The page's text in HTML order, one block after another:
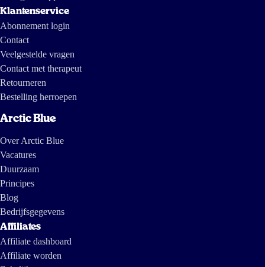
Klantenservice
Abonnement login
Contact
Veelgestelde vragen
Contact met therapeut
Retourneren
Bestelling herroepen
Arctic Blue
Over Arctic Blue
Vacatures
Duurzaam
Principes
Blog
Bedrijfsgegevens
Affiliates
Affiliate dashboard
Affiliate worden